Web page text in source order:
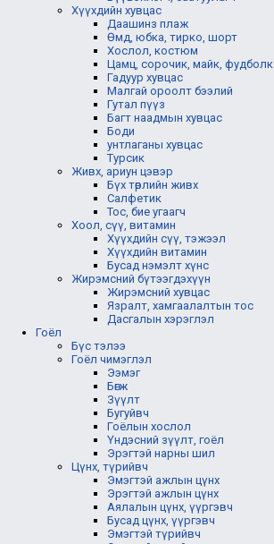
Хүүхдийн хувцас
Даашинз плаж
Өмд, юбка, тирко, шорт
Хослол, костюм
Цамц, сорочик, майк, фудболк
Гадуур хувцас
Малгай ороолт бээлий
Гутал пүүз
Багт наадмын хувцас
Боди
унтлаганы хувцас
Турсик
Живх, ариун цэвэр
Бүх төрлийн живх
Салфетик
Тос, бие угаагч
Хоол, сүү, витамин
Хүүхдийн сүү, тэжээл
Хүүхдийн витамин
Бусад нэмэлт хүнс
Жирэмсний бүтээгдэхүүн
Жирэмсний хувцас
Язралт, хамгаалалтын тос
Дасгалын хэрэглэл
Гоёл
Бүс тэлээ
Гоёл чимэглэл
Ээмэг
Бөгж
Зүүлт
Бугуйвч
Гоёлын хослол
Үндэсний зүүлт, гоёл
Эрэгтэй нарны шил
Цүнх, түрийвч
Эмэгтэй ажлын цүнх
Эрэгтэй ажлын цүнх
Аялалын цүнх, үүргэвч
Бусад цүнх, үүргэвч
Эмэгтэй түрийвч